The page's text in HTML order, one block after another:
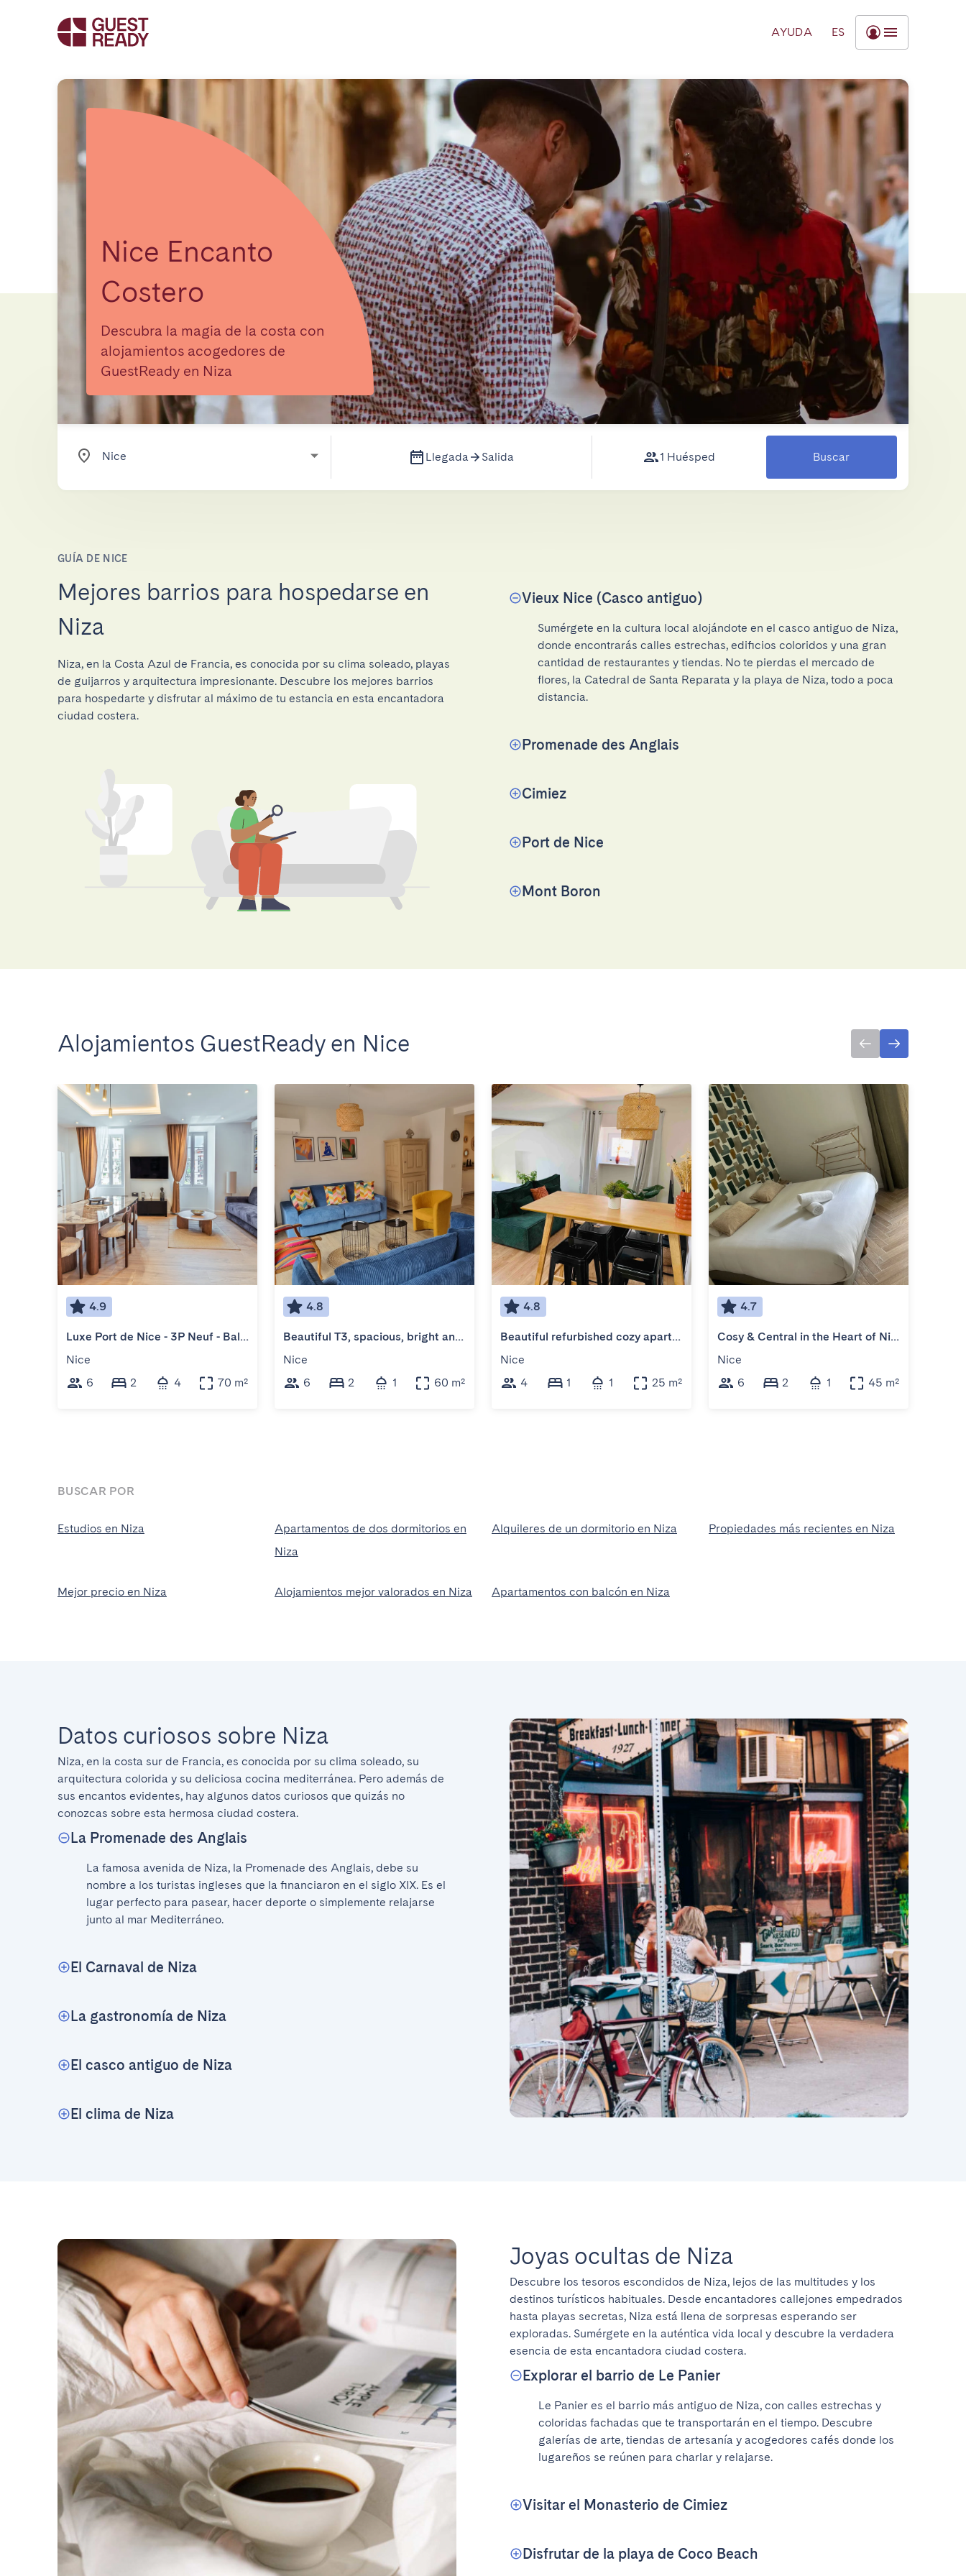
AYUDA ES
Nice Encanto
Costero
Descubra la magia de la costa con
alojamientos acogedores de
GuestReady en Niza
Llegada Salida 1 Huésped Buscar
GUÍA DE NICE
Mejores barrios para hospedarse en
Niza
Niza, en la Costa Azul de Francia, es conocida por su clima soleado, playas
de guijarros y arquitectura impresionante. Descubre los mejores barrios
para hospedarte y disfrutar al máximo de tu estancia en esta encantadora
ciudad costera.
Vieux Nice (Casco antiguo)
Sumérgete en la cultura local alojándote en el casco antiguo de Niza,
donde encontrarás calles estrechas, edificios coloridos y una gran
cantidad de restaurantes y tiendas. No te pierdas el mercado de
flores, la Catedral de Santa Reparata y la playa de Niza, todo a poca
distancia.
Promenade des Anglais
Cimiez
Port de Nice
Mont Boron
Alojamientos GuestReady en Nice
4.9
Luxe Port de Nice - 3P Neuf - Balnéo double
Nice
6
2 4 70 m²
4.8
Beautiful T3, spacious, bright and through
Nice
6
2 1 60 m²
4.8
Beautiful refurbished cozy apartment
Nice
4
1 1 25 m²
4.7
Cosy & Central in the Heart of Nice – 6 Guests
Nice
6
2 1 45 m²
BUSCAR POR
Estudios en Niza
Apartamentos de dos dormitorios en
Niza
Alquileres de un dormitorio en Niza Propiedades más recientes en Niza
Mejor precio en Niza Alojamientos mejor valorados en Niza Apartamentos con balcón en Niza
Datos curiosos sobre Niza
Niza, en la costa sur de Francia, es conocida por su clima soleado, su
arquitectura colorida y su deliciosa cocina mediterránea. Pero además de
sus encantos evidentes, hay algunos datos curiosos que quizás no
conozcas sobre esta hermosa ciudad costera.
La Promenade des Anglais
La famosa avenida de Niza, la Promenade des Anglais, debe su
nombre a los turistas ingleses que la financiaron en el siglo XIX. Es el
lugar perfecto para pasear, hacer deporte o simplemente relajarse
junto al mar Mediterráneo.
El Carnaval de Niza
La gastronomía de Niza
El casco antiguo de Niza
El clima de Niza
Joyas ocultas de Niza
Descubre los tesoros escondidos de Niza, lejos de las multitudes y los
destinos turísticos habituales. Desde encantadores callejones empedrados
hasta playas secretas, Niza está llena de sorpresas esperando ser
exploradas. Sumérgete en la auténtica vida local y descubre la verdadera
esencia de esta encantadora ciudad costera.
Explorar el barrio de Le Panier
Le Panier es el barrio más antiguo de Niza, con calles estrechas y
coloridas fachadas que te transportarán en el tiempo. Descubre
galerías de arte, tiendas de artesanía y acogedores cafés donde los
lugareños se reúnen para charlar y relajarse.
Visitar el Monasterio de Cimiez
Disfrutar de la playa de Coco Beach